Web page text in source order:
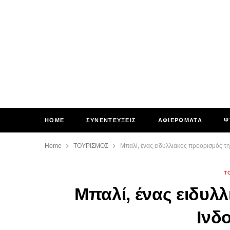
HOME ΣΥΝΕΝΤΕΥΞΕΙΣ ΑΦΙΕΡΩΜΑΤΑ
Home ΤΟΥΡΙΣΜΟΣ Μπαλί, ένας ειδυλλιακός προορισμός
Μπαλί, ένας